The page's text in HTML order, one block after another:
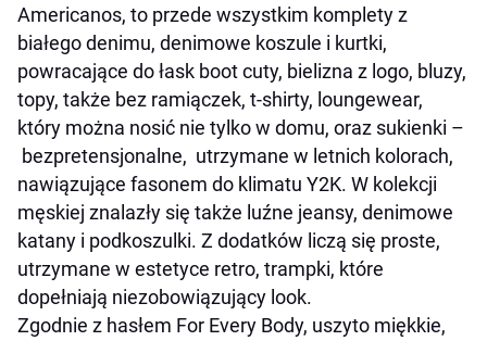
Americanos, to przede wszystkim komplety z
białego denimu, denimowe koszule i kurtki,
powracające do łask boot cuty, bielizna z logo, bluzy,
topy, także bez ramiączek, t-shirty, loungewear,
który można nosić nie tylko w domu, oraz sukienki –
bezpretensjonalne, utrzymane w letnich kolorach,
nawiązujące fasonem do klimatu Y2K. W kolekcji
męskiej znalazły się także luźne jeansy, denimowe
katany i podkoszulki. Z dodatków liczą się proste,
utrzymane w estetyce retro, trampki, które
dopełniają niezobowiązujący look.
Zgodnie z hasłem For Every Body, uszyto miękkie,